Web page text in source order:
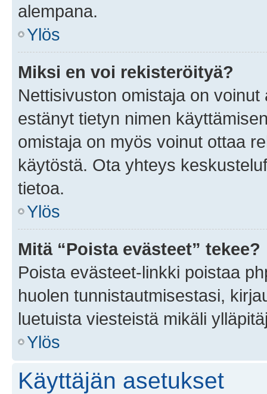
alempana.
Ylös
Miksi en voi rekisteröityä?
Nettisivuston omistaja on
estänyt tietyn nimen
omistaja on myös voinut ottaa
käytöstä. Ota yhteys
tietoa.
Ylös
Mitä “Poista evästeet” tekee?
Poista evästeet-linkki poistaa
huolen tunnistautmisestasi,
luetuista viesteistä mikäli
Ylös
Käyttäjän asetukset